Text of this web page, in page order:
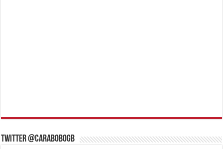
Twitter @CaraboboGB